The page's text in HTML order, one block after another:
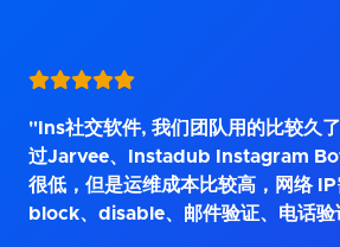
"Ins社交软件, 我们团队用的比较久
过Jarvee、Instadub Instagram
很低，但是运维成本比较高，网络
block、disable、邮件验证、电话验